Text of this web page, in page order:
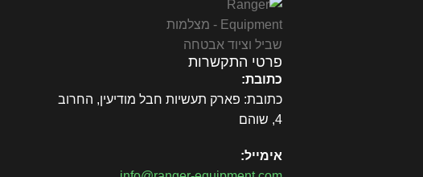
פרטי התקשרות
כתובת:
כתובת: פארק תעשיות חבל מודיעין, החרוב
4, שוהם
אימייל: